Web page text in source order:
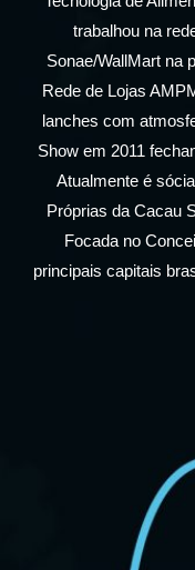
trabalhou na
Sonae/WallMart na
Rede de Lojas
lanches com
Show em 2011
Atualmente é
Próprias da Cacau
Focada no
principais capitais